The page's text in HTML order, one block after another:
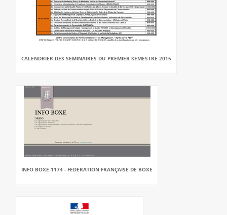
CALENDRIER DES SEMINAIRES DU PREMIER SEMESTRE 2015
INFO BOXE 1174 - FÉDÉRATION FRANÇAISE DE BOXE